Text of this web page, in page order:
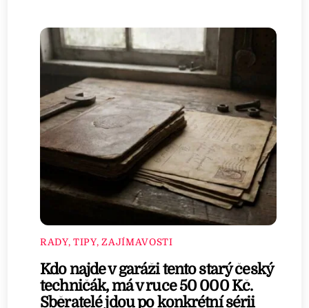
RADY, TIPY, ZAJÍMAVOSTI
Kdo najde v garáži tento starý český
techničák, má v ruce 50 000 Kč.
Sběratelé jdou po konkrétní sérii